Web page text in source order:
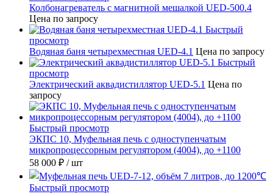
Колбонагреватель с магнитной мешалкой UED-500.4
Цена по запросу
Быстрый
просмотр
Водяная баня четырехместная UED-4.1 Цена по запросу
Быстрый
просмотр
Электрический аквадистиллятор UED-5.1 Цена по
запросу
Быстрый просмотр
ЭКПС 10, Муфельная печь с одноступенчатым
микропроцессорным регулятором (4004), до +1100
58 000 ₽ / шт
Быстрый просмотр